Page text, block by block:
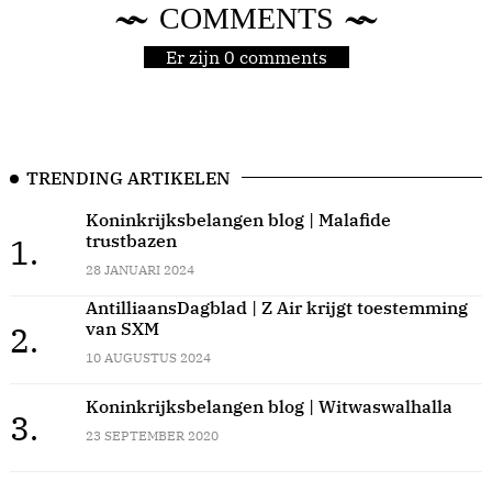
COMMENTS
Er zijn 0 comments
TRENDING ARTIKELEN
1.
Koninkrijksbelangen blog | Malafide
trustbazen
28 JANUARI 2024
2.
AntilliaansDagblad | Z Air krijgt toestemming
van SXM
10 AUGUSTUS 2024
3.
Koninkrijksbelangen blog | Witwaswalhalla
23 SEPTEMBER 2020